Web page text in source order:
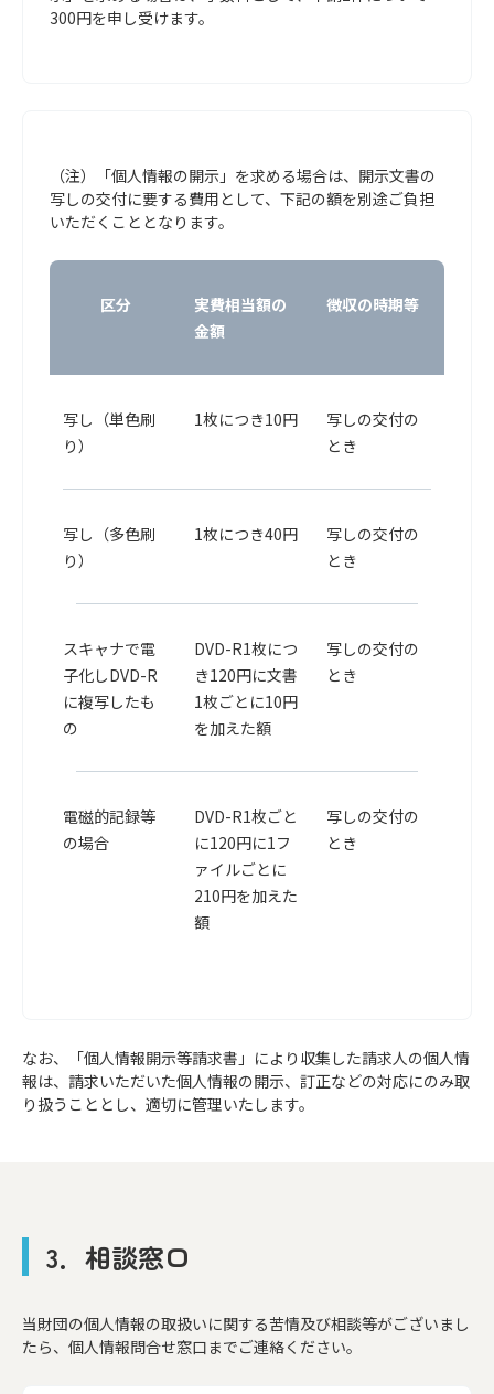
300円を申し受けます。
（注）「個人情報の開示」を求める場合は、開示文書の
写しの交付に要する費用として、下記の額を別途ご負担
いただくこととなります。
区分
実費相当額の
金額
徴収の時期等
写し（単色刷
り）
1枚につき10円
写しの交付の
とき
写し（多色刷
り）
1枚につき40円
写しの交付の
とき
スキャナで電
子化しDVD-R
に複写したも
の
DVD-R1枚につ
き120円に文書
1枚ごとに10円
を加えた額
写しの交付の
とき
電磁的記録等
の場合
DVD-R1枚ごと
に120円に1フ
ァイルごとに
210円を加えた
額
写しの交付の
とき
なお、「個人情報開示等請求書」により収集した請求人の個人情
報は、請求いただいた個人情報の開示、訂正などの対応にのみ取
り扱うこととし、適切に管理いたします。
3．相談窓口
当財団の個人情報の取扱いに関する苦情及び相談等がございまし
たら、個人情報問合せ窓口までご連絡ください。